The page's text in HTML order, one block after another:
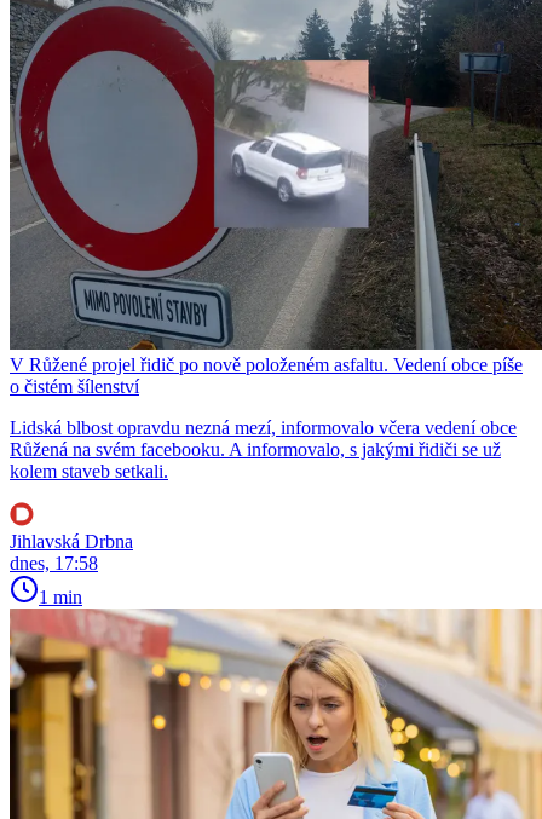
V Růžené projel řidič po nově položeném asfaltu. Vedení obce píše
o čistém šílenství
Lidská blbost opravdu nezná mezí, informovalo včera vedení obce
Růžená na svém facebooku. A informovalo, s jakými řidiči se už
kolem staveb setkali.
Jihlavská Drbna
dnes, 17:58
1 min